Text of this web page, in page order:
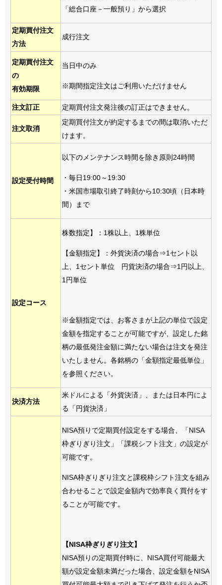
「総合口座－一般預り」から選択
定期買付注文
方法
成行注文
定期買付注文
の
有効期限
当日中のみ
※期間指定注文はご利用いただけません
注文訂正 定期買付注文発注後の訂正はできません。
注文取消
定期買付注文が約定するまでの間は取消いただ
けます。
設定受付時間
以下のメンテナンス時間を除き原則24時間
・毎日19:00～19:30
・米国市場取引終了時刻から10:30頃（日本時
間）まで
設定コース
株数指定】：1株以上、1株単位
【金額指定】：外貨決済の場合⇒1セント以
上、1セント単位 円貨決済の場合⇒1円以上、
1円単位
※金額指定では、お客さまが上記の単位で設定
金額を指定することが可能ですが、設定した銘
柄の最低発注金額に満たない場合は注文を発注
いたしません。各銘柄の「金額指定最低単位」
を参照ください。
決済方法
米ドルによる「外貨決済」、または日本円によ
る「円貨決済」
NISA預りで定期買付設定をする場合、「NISA
枠ぎりぎり注文」「課税シフト注文」の設定が
可能です。
NISA枠ぎりぎり注文と課税枠シフト注文を組み
合わせることで設定金額内で効率良く買付をす
ることが可能です。
【NISA枠ぎりぎり注文】
NISA預りの定期買付時に、NISA買付可能最大
額が設定金額未満だった場合、設定金額をNISA